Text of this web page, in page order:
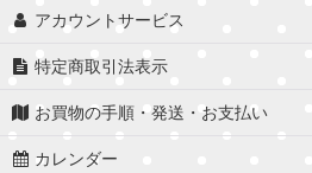
アカウントサービス
特定商取引法表示
お買物の手順・発送・お支払い
カレンダー